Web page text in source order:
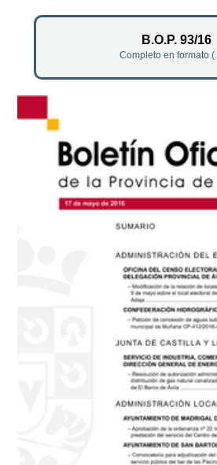
B.O.P. 93/16
Completo en formato